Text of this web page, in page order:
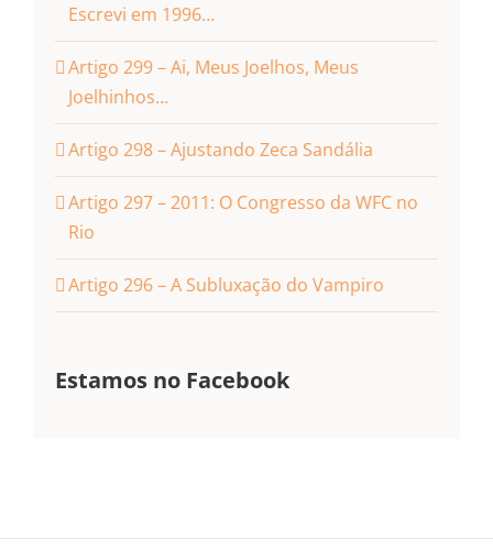
Escrevi em 1996…
Artigo 299 – Ai, Meus Joelhos, Meus
Joelhinhos…
Artigo 298 – Ajustando Zeca Sandália
Artigo 297 – 2011: O Congresso da WFC no
Rio
Artigo 296 – A Subluxação do Vampiro
Estamos no Facebook